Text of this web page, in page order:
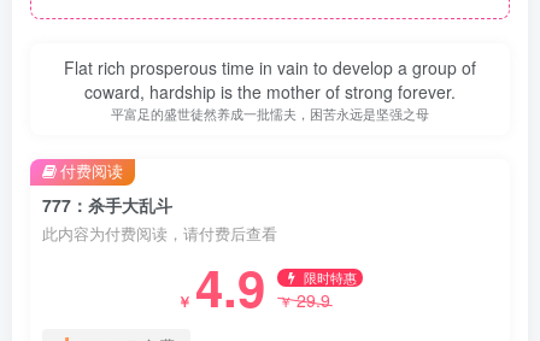
Flat rich prosperous time in vain to develop a group of
coward, hardship is the mother of strong forever.
平富足的盛世徒然养成一批懦夫，困苦永远是坚强之母
777：杀手大乱斗
此内容为付费阅读，请付费后查看
￥ 4.9 限时特惠
￥29.9
付费阅读